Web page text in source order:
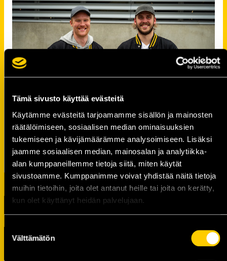
Tämä sivusto käyttää evästeitä
Käytämme evästeitä tarjoamamme sisällön ja mainosten
räätälöimiseen, sosiaalisen median ominaisuuksien
tukemiseen ja kävijämäärämme analysoimiseen. Lisäksi
jaamme sosiaalisen median, mainosalan ja analytiikka-
alan kumppaneillemme tietoja siitä, miten käytät
sivustoamme. Kumppanimme voivat yhdistää näitä tietoja
muihin tietoihin, joita olet antanut heille tai joita on kerätty,
kun olet käyttänyt heidän palvelujaan.
Suostumuksen
valinta
VälttämätönTUOREIMMAT UUTISET